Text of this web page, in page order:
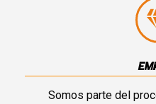
Somos parte del